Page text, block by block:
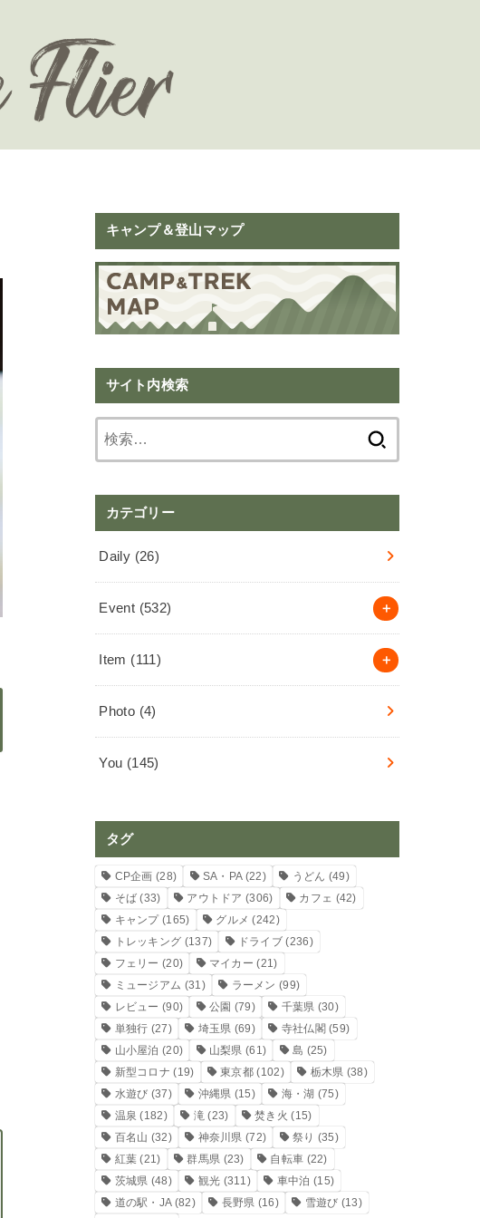
キャンプ＆登山マップ
サイト内検索
カテゴリー
Daily (26)
Event (532)
Item (111)
Photo (4)
You (145)
タグ
CP企画 (28) SA・PA(22) うどん (49)
そば (33) アウトドア (306) カフェ (42)
キャンプ(165) グルメ (242)
トレッキング (137) ドライブ (236)
フェリー (20) マイカー (21)
ミュージアム (31) ラーメン (99)
レビュー (90) 公園 (79) 千葉県 (30)
単独行 (27) 埼玉県 (69) 寺社仏閣 (59)
山小屋泊 (20) 山梨県 (61) 島 (25)
新型コロナ (19) 東京都 (102) 栃木県 (38)
水遊び (37) 沖縄県 (15) 海・湖 (75)
温泉 (182) 滝 (23) 焚き火 (15)
百名山 (32) 神奈川県 (72) 祭り (35)
紅葉 (21) 群馬県 (23) 自転車 (22)
茨城県 (48) 観光 (311) 車中泊 (15)
道の駅・JA(82) 長野県 (16) 雪遊び (13)